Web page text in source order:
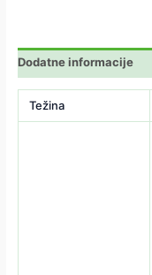
Dodatne informacije
Težina